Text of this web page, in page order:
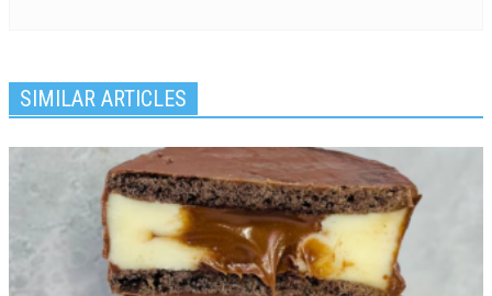
SIMILAR ARTICLES